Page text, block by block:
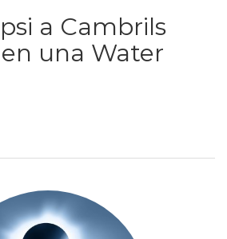
a Cambrils
una Water